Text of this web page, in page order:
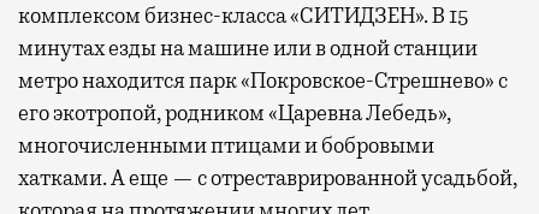
комплексом бизнес-класса «СИТИДЗЕН». В 15
минутах езды на машине или в одной станции
метро находится парк «Покровское-Стрешнево» с
его экотропой, родником «Царевна Лебедь»,
многочисленными птицами и бобровыми
хатками. А еще — с отреставрированной усадьбой,